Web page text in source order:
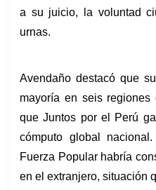
a su juicio, la voluntad
urnas.
Avendaño destacó que
mayoría en seis
que Juntos por el Perú
cómputo global
Fuerza Popular habría
en el extranjero, situación